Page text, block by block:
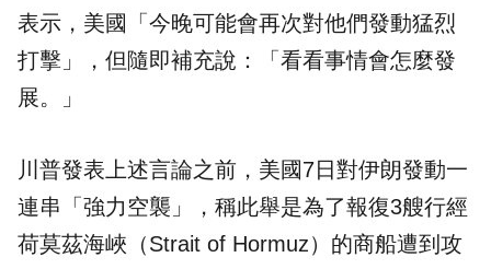
表示，美國「今晚可能會再次對他們發動猛烈
打擊」，但隨即補充說：「看看事情會怎麼發
展。」
川普發表上述言論之前，美國7日對伊朗發動一
連串「強力空襲」，稱此舉是為了報復3艘行經
荷莫茲海峽（Strait of Hormuz）的商船遭到攻